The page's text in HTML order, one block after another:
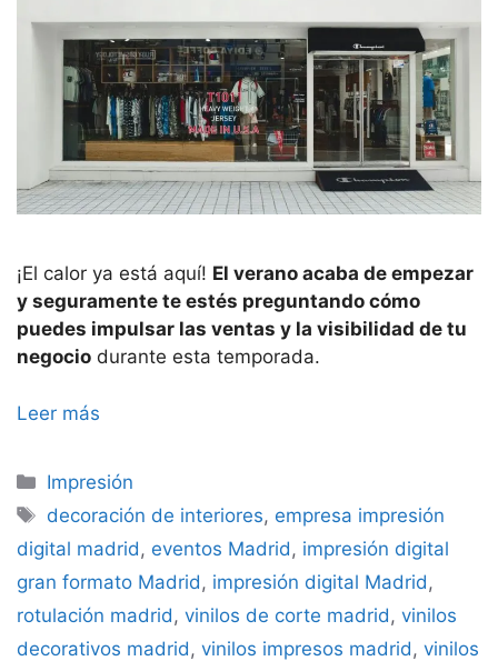
¡El calor ya está aquí! El verano acaba de empezar
y seguramente te estés preguntando cómo
puedes impulsar las ventas y la visibilidad de tu
negocio durante esta temporada.
Leer más
Categorías
Impresión
Etiquetas
decoración de interiores, empresa impresión
digital madrid , eventos Madrid , impresión digital
gran formato Madrid , impresión digital Madrid ,
rotulación madrid , vinilos de corte madrid , vinilos
decorativos madrid , vinilos impresos madrid , vinilos